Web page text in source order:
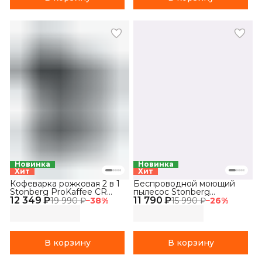
Новинка
Хит
12 349 ₽19 990 ₽−38%
Кофеварка рожковая 2 в 1
Stonberg ProKaffee CR
400
В корзину
Новинка
Хит
11 790 ₽15 990 ₽−26%
Беспроводной моющий
пылесос Stonberg
Wash'n'Dry V400
В корзину